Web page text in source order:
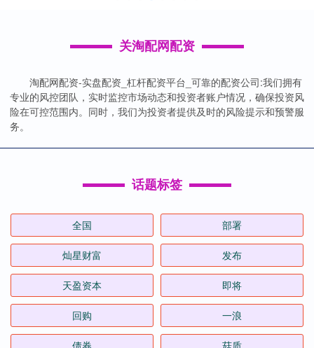
关淘配网配资
淘配网配资-实盘配资_杠杆配资平台_可靠的配资公司:我们拥有
专业的风控团队，实时监控市场动态和投资者账户情况，确保投资风
险在可控范围内。同时，我们为投资者提供及时的风险提示和预警服
务。
话题标签
全国 部署
灿星财富 发布
天盈资本 即将
回购 一浪
债券 菇质